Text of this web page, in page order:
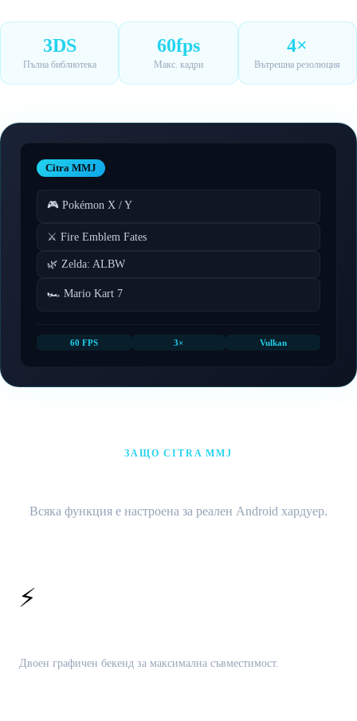
3DS
Пълна библиотека
60fps
Макс. кадри
4×
Вътрешна резолюция
Citra MMJ
🎮 Pokémon X / Y
⚔️ Fire Emblem Fates
🌿 Zelda: ALBW
🏎️ Mario Kart 7
60 FPS 3× Vulkan
ЗАЩО CITRA MMJ
Всяка функция е настроена за реален Android хардуер.
⚡
Двоен графичен бекенд за максимална съвместимост.